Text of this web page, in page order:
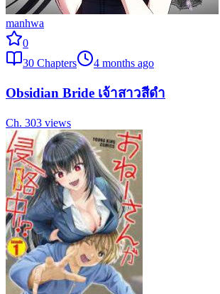
manhwa
0
30 Chapters 4 months ago
Obsidian Bride เจ้าสาวสีดำ
Ch. 303 views